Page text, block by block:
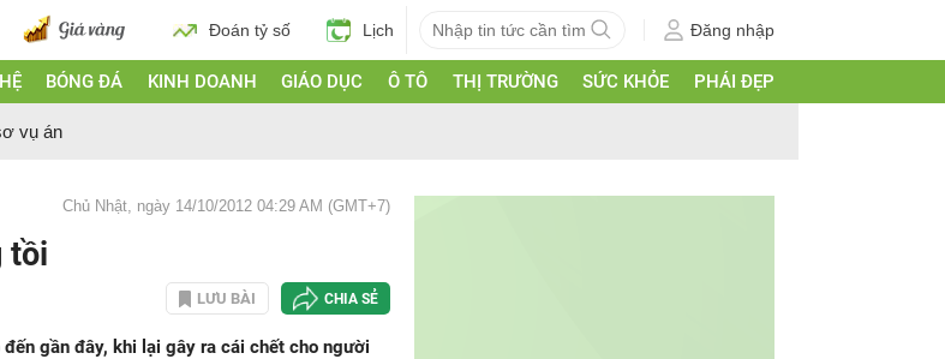
Đoán tỷ số Lịch Đăng nhập
BÓNG ĐÁ KINH DOANH GIÁO DỤC Ô TÔ THỊ TRƯỜNG SỨC KHỎE PHÁI ĐẸP
vụ án
Chủ Nhật, ngày 14/10/2012 04:29 AM (GMT+7)
tồi
LƯU BÀI CHIA SẺ
gần đây, khi lại gây ra cái chết cho người